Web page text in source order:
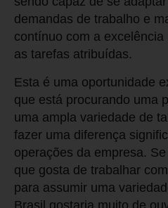
demandas de trabalho e
contínuo com a
as tarefas atribuídas.
Esta é uma oportunidade
que está procurando uma
uma ampla variedade de
fazer uma diferença
operações da empresa.
que gosta de trabalhar
para assumir uma
Brasil gostaria muito de